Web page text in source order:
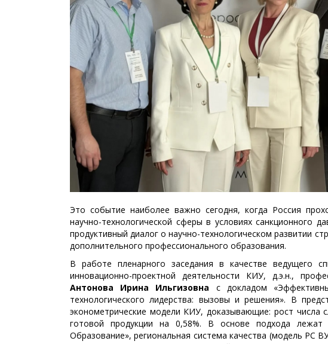
Это событие наиболее важно сегодня, когда Россия
научно-технологической сферы в условиях санкционного
продуктивный диалог о научно-технологическом развитии
дополнительного профессионального образования.
В работе пленарного заседания в качестве ведущего
инновационно-проектной деятельности КИУ, д.э.н.,
Антонова Ирина Ильгизовна с докладом
технологического лидерства: вызовы и решения». В
эконометрические модели КИУ, доказывающие: рост
готовой продукции на 0,58%. В основе подхода
Образование», региональная система качества (модель РС